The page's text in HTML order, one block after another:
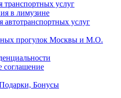
транспортных услуг
в лимузине
автотранспортных услуг
прогулок Москвы и М.О.
соглашение
Бонусы